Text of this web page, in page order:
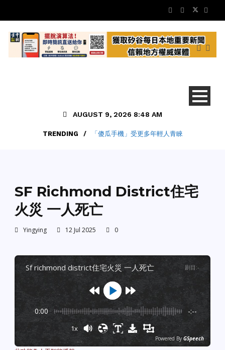
AUGUST 9, 2026 8:48 AM
TRENDING / 「傻瓜手機」受更多年輕人青睞
SF Richmond District住宅
火災 一人死亡
Yingying 12 Jul 2025 0
sf richmond district住宅火災 一人死亡 剧目 :-
0:00 -:--
1x
Powered By GSpeech